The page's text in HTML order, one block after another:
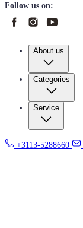
Follow us on:
About us
Categories
Service
+3113-5288660